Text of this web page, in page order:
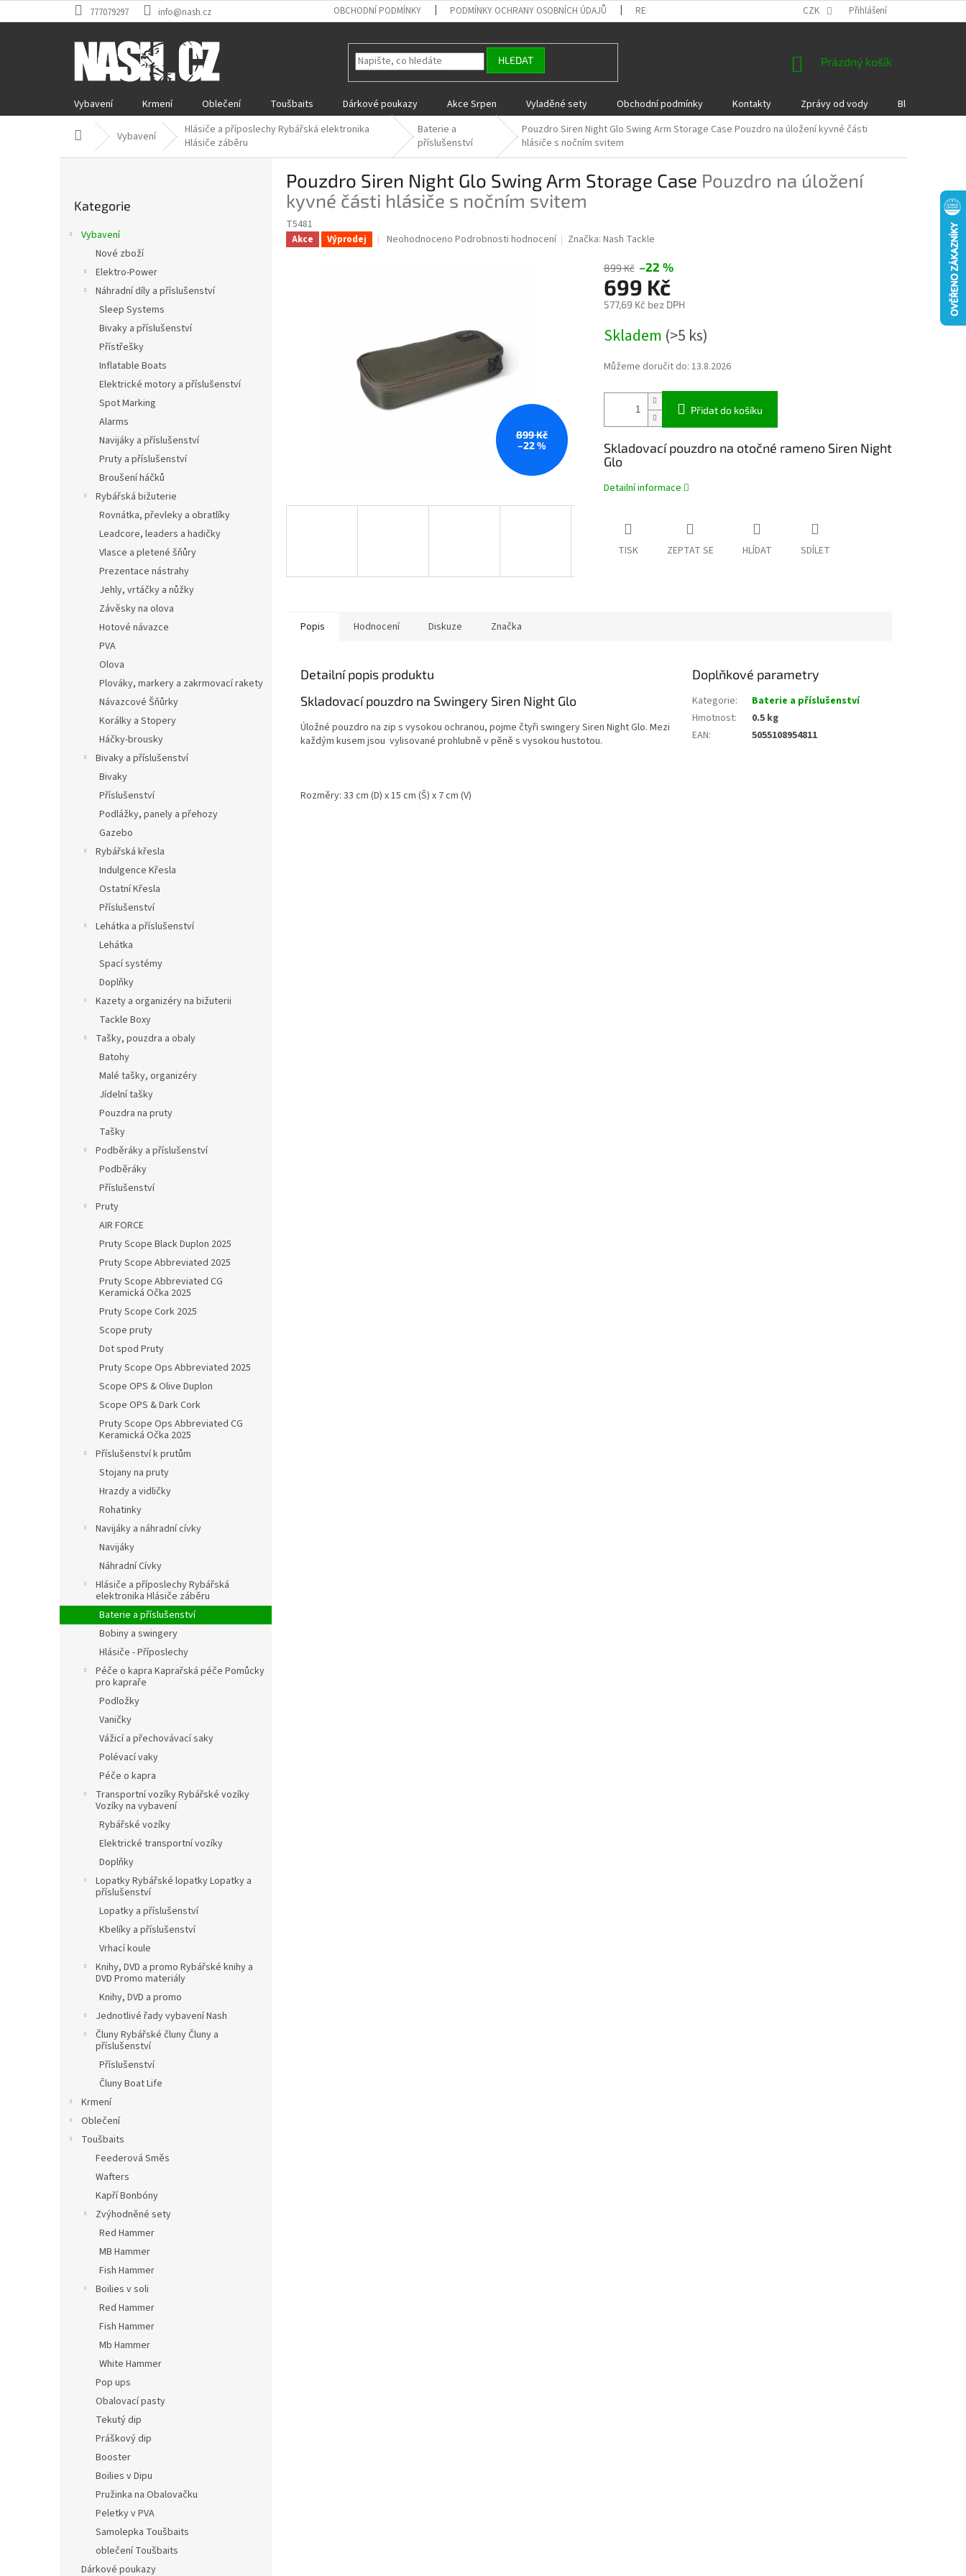
na
777079297 info@nash.cz OBCHODNÍ PODMÍNKY PODMÍNKY OCHRANY OSOBNÍCH ÚDAJŮ REKLAMACE A VRÁCENÍ ZBOŽÍ DÁRKOVÉ POUKAZY
CZK Přihlášení
HLEDAT
NÁKUPNÍ
Prázdný košík
Vybavení Krmení Oblečení Toušbaits Dárkové poukazy Akce Srpen Vyladěné sety Obchodní podmínky Kontakty Zprávy od vody Blog
Domů Vybavení
Hlásiče a příposlechy Rybářská elektronika
Hlásiče záběru
Baterie a
příslušenství
Pouzdro Siren Night Glo Swing Arm Storage Case Pouzdro na úložení kyvné části
hlásiče s nočním svitem
kategorie
Kategorie
Vybavení
Nové zboží
Elektro-Power
Náhradní díly a příslušenství
Sleep Systems
Bivaky a příslušenství
Přístřešky
Inflatable Boats
Elektrické motory a příslušenství
Spot Marking
Alarms
Navijáky a příslušenství
Pruty a příslušenství
Broušení háčků
Rybářská bižuterie
Rovnátka, převleky a obratlíky
Leadcore, leaders a hadičky
Vlasce a pletené šňůry
Prezentace nástrahy
Jehly, vrtáčky a nůžky
Závěsky na olova
Hotové návazce
PVA
Olova
Plováky, markery a zakrmovací rakety
Návazcové Šňůrky
Korálky a Stopery
Háčky-brousky
Bivaky a příslušenství
Bivaky
Příslušenství
Podlážky, panely a přehozy
Gazebo
Rybářská křesla
Indulgence Křesla
Ostatní Křesla
Příslušenství
Lehátka a příslušenství
Lehátka
Spací systémy
Doplňky
Kazety a organizéry na bižuterii
Tackle Boxy
Tašky, pouzdra a obaly
Batohy
Malé tašky, organizéry
Jídelní tašky
Pouzdra na pruty
Tašky
Podběráky a příslušenství
Podběráky
Příslušenství
Pruty
AIR FORCE
Pruty Scope Black Duplon 2025
Pruty Scope Abbreviated 2025
Pruty Scope Abbreviated CG
Keramická Očka 2025
Pruty Scope Cork 2025
Scope pruty
Dot spod Pruty
Pruty Scope Ops Abbreviated 2025
Scope OPS & Olive Duplon
Scope OPS & Dark Cork
Pruty Scope Ops Abbreviated CG
Keramická Očka 2025
Příslušenství k prutům
Stojany na pruty
Hrazdy a vidličky
Rohatinky
Navijáky a náhradní cívky
Navijáky
Náhradní Cívky
Hlásiče a příposlechy Rybářská
elektronika Hlásiče záběru
Baterie a příslušenství
Bobiny a swingery
Hlásiče - Příposlechy
Péče o kapra Kaprařská péče Pomůcky
pro kapraře
Podložky
Vaničky
Vážicí a přechovávací saky
Polévací vaky
Péče o kapra
Transportní vozíky Rybářské vozíky
Vozíky na vybavení
Rybářské vozíky
Elektrické transportní vozíky
Doplňky
Lopatky Rybářské lopatky Lopatky a
příslušenství
Lopatky a příslušenství
Kbelíky a příslušenství
Vrhací koule
Knihy, DVD a promo Rybářské knihy a
DVD Promo materiály
Knihy, DVD a promo
Jednotlivé řady vybavení Nash
Čluny Rybářské čluny Čluny a
příslušenství
Příslušenství
Čluny Boat Life
Krmení
Oblečení
Toušbaits
Feederová Směs
Wafters
Kapří Bonbóny
Zvýhodněné sety
Red Hammer
MB Hammer
Fish Hammer
Boilies v soli
Red Hammer
Fish Hammer
Mb Hammer
White Hammer
Pop ups
Obalovací pasty
Tekutý dip
Práškový dip
Booster
Boilies v Dipu
Pružinka na Obalovačku
Peletky v PVA
Samolepka Toušbaits
oblečení Toušbaits
Dárkové poukazy
Pouzdro Siren Night Glo Swing Arm Storage Case Pouzdro na úložení
kyvné části hlásiče s nočním svitem
T5481
Akce Výprodej
Průměrné
Neohodnoceno Podrobnosti hodnocení Značka:Nash Tackle
899 Kč
–22 %
899 Kč –22 %
699 Kč
577,69 Kč bez DPH
cena:
Skladem (>5 ks)
Můžeme doručit do: 13.8.2026
Přidat do košíku
Skladovací pouzdro na otočné rameno Siren Night
Glo
Detailní informace
TISK ZEPTAT SE HLÍDAT SDÍLET
Popis Hodnocení Diskuze Značka
Detailní popis produktu
Skladovací pouzdro na Swingery Siren Night Glo
Úložné pouzdro na zip s vysokou ochranou, pojme čtyři swingery Siren Night Glo. Mezi
každým kusem jsou vylisované prohlubně v pěně s vysokou hustotou.
Rozměry: 33 cm (D) x 15 cm (Š) x 7 cm (V)
Doplňkové parametry
Kategorie:
Baterie a příslušenství
Hmotnost:
0.5 kg
EAN: 5055108954811